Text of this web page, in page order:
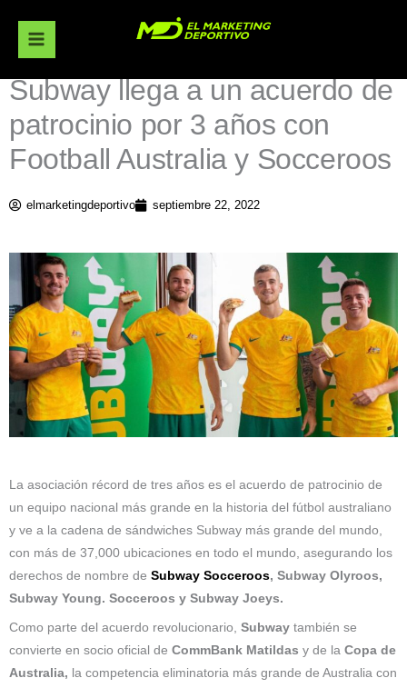
contenido
Subway llega a un acuerdo de
patrocinio por 3 años con
Football Australia y Socceroos
elmarketingdeportivo septiembre 22, 2022
La asociación récord de tres años es el acuerdo de patrocinio de
un equipo nacional más grande en la historia del fútbol australiano
y ve a la cadena de sándwiches Subway más grande del mundo,
con más de 37,000 ubicaciones en todo el mundo, asegurando los
derechos de nombre de Subway Socceroos, Subway Olyroos,
Subway Young. Socceroos y Subway Joeys.
Como parte del acuerdo revolucionario, Subway también se
convierte en socio oficial de CommBank Matildas y de la Copa de
Australia, la competencia eliminatoria más grande de Australia con